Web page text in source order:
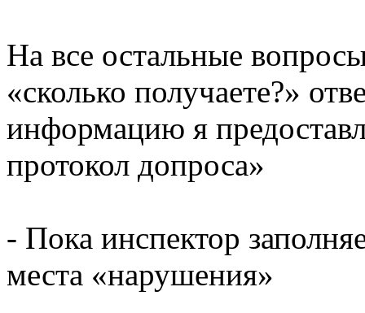
На все остальные
«сколько получаете?»
информацию я
протокол допроса»
- Пока инспектор
места «нарушения»